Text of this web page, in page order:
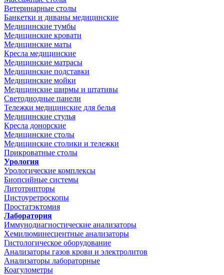
Ветеринарные столы
Банкетки и диваны медицинские
Медицинские тумбы
Медицинские кровати
Медицинские маты
Кресла медицинские
Медицинские матрасы
Медицинские подставки
Медицинские мойки
Медицинские ширмы и штативы
Светодиодные панели
Тележки медицинские для белья
Медицинские стулья
Кресла донорские
Медицинские столы
Медицинские столики и тележки
Прикроватные столы
Урология
Урологические комплексы
Биопсийные системы
Литотрипторы
Цистоуретроскопы
Простатэктомия
Лаборатория
Иммунодиагностические анализаторы
Хемилюминесцентные анализаторы
Гистологическое оборудование
Анализаторы газов крови и электролитов
Анализаторы лабораторные
Коагулометры